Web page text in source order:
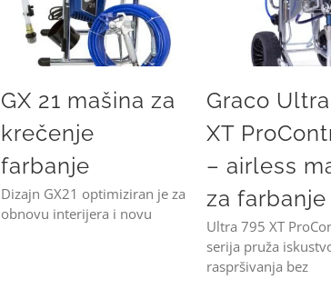
GX 21 mašina za
krečenje
farbanje
Dizajn GX21 optimiziran je za
obnovu interijera i novu
Graco
XT
– airless
za farbanje
Ultra 795 XT
serija pruža
raspršivanja bez